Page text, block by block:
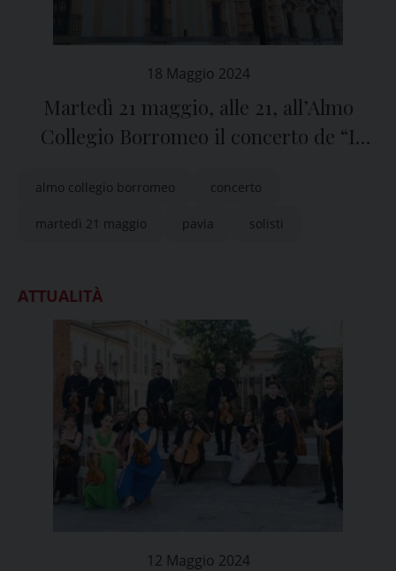
18 Maggio 2024
Martedì 21 maggio, alle 21, all’Almo
Collegio Borromeo il concerto de “I
almo collegio borromeo concerto
martedì 21 maggio pavia solisti
ATTUALITÀ
12 Maggio 2024